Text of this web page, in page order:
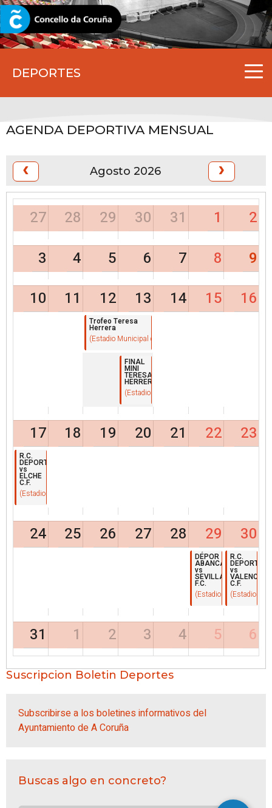
DEPORTES
CORUNA.GAL
AGENDA DEPORTIVA MENSUAL
Agosto 2026
27 28 29 30 31 1
2
3
4 5 6 7 8
9
10
11 12 13 14 15 16
Trofeo Teresa
Herrera
(Estadio Municipal de Riazor)
FINAL
MINI
TERESA
HERRERA
(Estadio Municipal de Riazor)
17 18 19 20 21 22 23
R.C.
DEPORTIVO
vs
ELCHE
C.F.
(Estadio Municipal de Riazor)
24 25 26 27 28 29 30
DÉPOR
ABANCA
vs
SEVILLA
F.C.
(Estadio Municipal de
R.C.
DEPORTIVO
vs
VALENCIA
C.F.
(Estadio
31 1 2 3 4 5 6
Suscripcion Boletin Deportes
Subscribirse a los boletines informativos del
Ayuntamiento de A Coruña
Buscas algo en concreto?